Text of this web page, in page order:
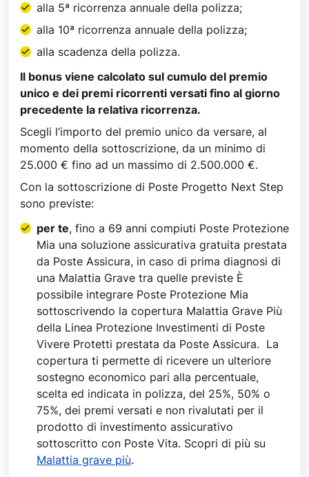
alla 5ª ricorrenza annuale della polizza;
alla 10ª ricorrenza annuale della polizza;
alla scadenza della polizza.
Il bonus viene calcolato sul cumulo del premio
unico e dei premi ricorrenti versati fino al giorno
precedente la relativa ricorrenza.
Scegli l’importo del premio unico da versare, al
momento della sottoscrizione, da un minimo di
25.000 € fino ad un massimo di 2.500.000 €.
Con la sottoscrizione di Poste Progetto Next Step
sono previste:
per te, fino a 69 anni compiuti Poste Protezione
Mia una soluzione assicurativa gratuita prestata
da Poste Assicura, in caso di prima diagnosi di
una Malattia Grave tra quelle previste È
possibile integrare Poste Protezione Mia
sottoscrivendo la copertura Malattia Grave Più
della Linea Protezione Investimenti di Poste
Vivere Protetti prestata da Poste Assicura. La
copertura ti permette di ricevere un ulteriore
sostegno economico pari alla percentuale,
scelta ed indicata in polizza, del 25%, 50% o
75%, dei premi versati e non rivalutati per il
prodotto di investimento assicurativo
sottoscritto con Poste Vita. Scopri di più su
Malattia grave più.